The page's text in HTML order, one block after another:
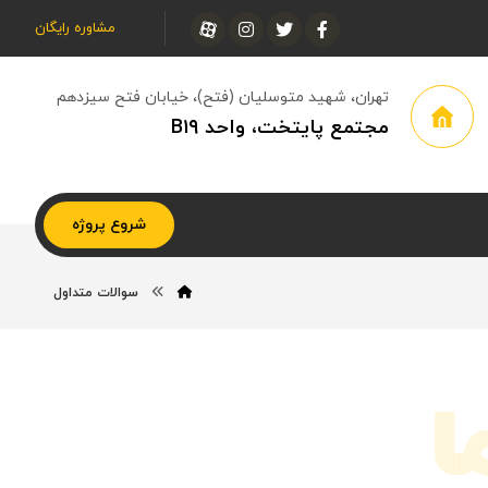
مشاوره رایگان
تهران، شهید متوسلیان (فتح)، خیابان فتح سیزدهم
مجتمع پایتخت، واحد B۱۹
شروع پروژه
سوالات متداول